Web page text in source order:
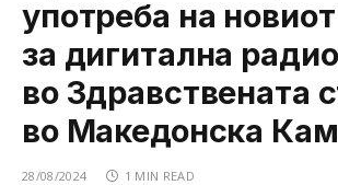
употреба на
за дигитална
во Здравствената
во Македонска
28/08/2024 1 MIN READ